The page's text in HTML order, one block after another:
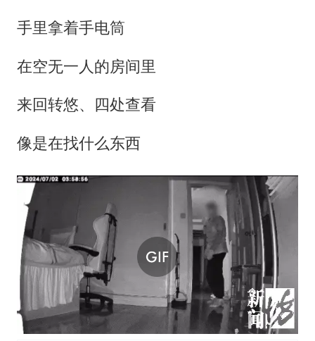
手里拿着手电筒
在空无一人的房间里
来回转悠、四处查看
像是在找什么东西